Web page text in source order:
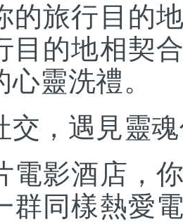
的旅行目的
目的地相契
靈洗禮。
，遇見靈魂
影酒店，你
群同樣熱愛